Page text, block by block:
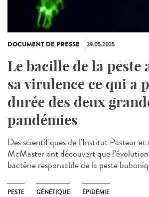
DOCUMENT DE PRESSE 29.05.2025
Le bacille de la peste
sa virulence ce qui a
durée des deux
pandémies
Des scientifiques de l’Institut Pasteur et
McMaster ont découvert que l’évolution
bactérie responsable de la peste
PESTE GÉNÉTIQUE ÉPIDÉMIE